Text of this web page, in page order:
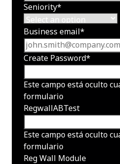
Seniority*
Business email *
Create Password*
Este campo está oculto
formulario
RegwallABTest
Este campo está oculto
formulario
Reg Wall Module